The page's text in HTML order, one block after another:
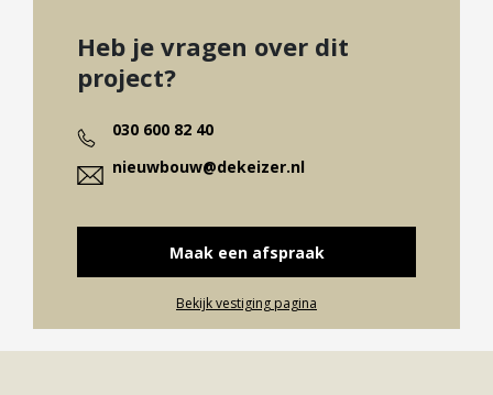
Heb je vragen over dit
project?
030 600 82 40
nieuwbouw@dekeizer.nl
Maak een afspraak
Bekijk vestiging pagina